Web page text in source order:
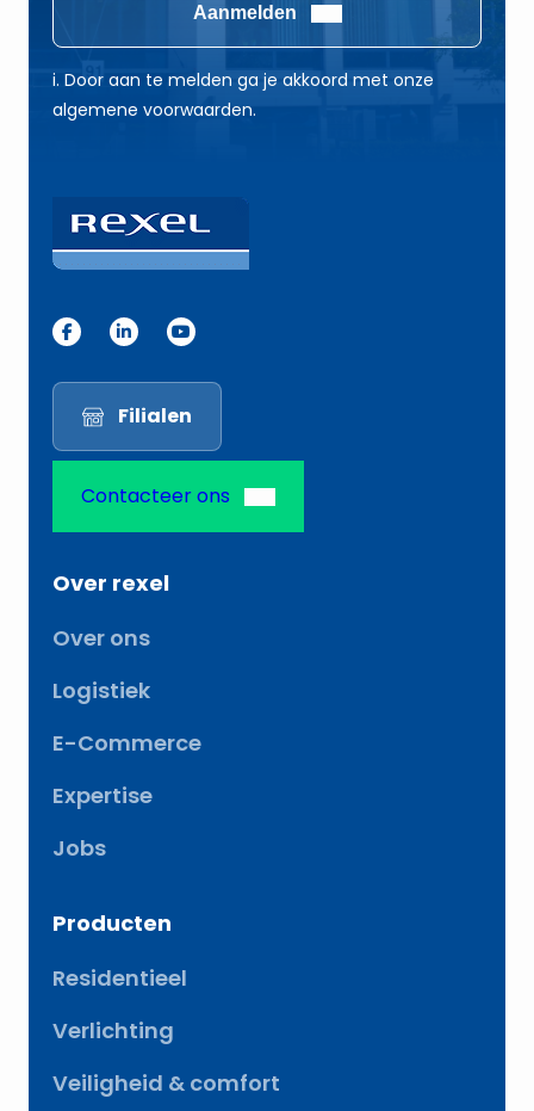
i
l
E
l
l
*
Aanmelden
i. Door aan te melden ga je akkoord met onze
algemene voorwaarden.
Filialen
Contacteer ons
Over rexel
Over ons
Logistiek
E-Commerce
Expertise
Jobs
Producten
Residentieel
Verlichting
Veiligheid & comfort